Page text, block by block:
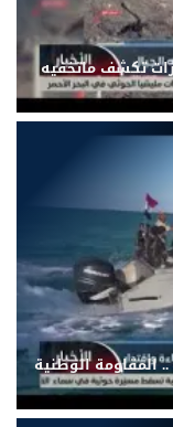
تكشف ماتخفيه
المقاومة الوطنية